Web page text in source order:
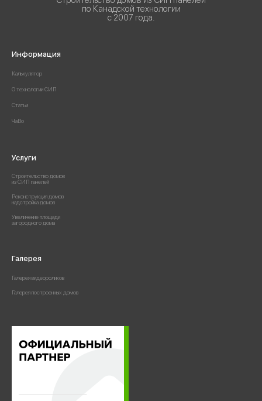
по Канадской технологии
с 2007 года.
Информация
Калькулятор
О технологии СИП
Статьи
ЧаВо
Услуги
Строительство домов
из СИП панелей
Реконструкция домов
надстройка домов
Увеличение площади
загородного дома
Галерея
Галерея видеороликов
Галерея построенных домов